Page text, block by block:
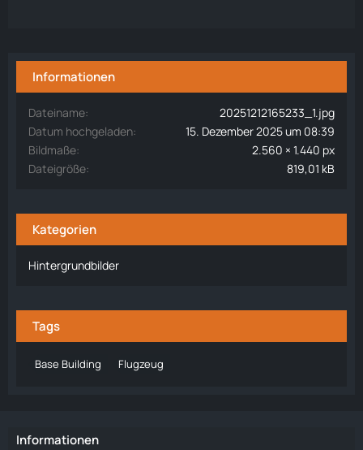
Informationen
Dateiname
20251212165233_1.jpg
Datum hochgeladen
15. Dezember 2025 um 08:39
Bildmaße
2.560 × 1.440 px
Dateigröße
819,01 kB
Kategorien
Hintergrundbilder
Tags
Base Building Flugzeug
Informationen